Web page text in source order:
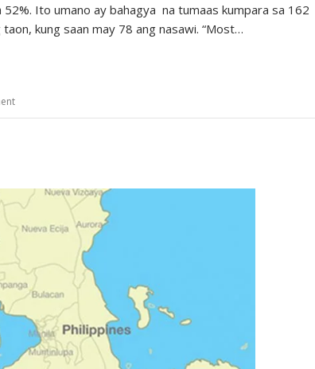
Ito umano ay bahagya na tumaas kumpara sa 162
kung saan may 78 ang nasawi. “Most…